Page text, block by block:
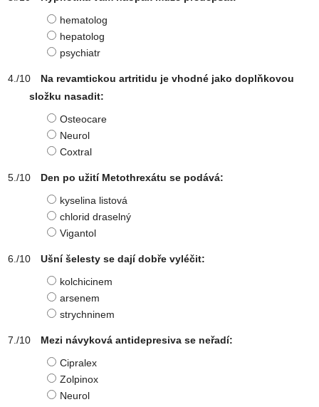
hematolog
hepatolog
psychiatr
Na revamtickou artritidu je vhodné jako doplňkovou
složku nasadit:
Osteocare
Neurol
Coxtral
Den po užití Metothrexátu se podává:
kyselina listová
chlorid draselný
Vigantol
Ušní šelesty se dají dobře vyléčit:
kolchicinem
arsenem
strychninem
Mezi návyková antidepresiva se neřadí:
Cipralex
Zolpinox
Neurol